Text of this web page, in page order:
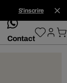
S'inscrire
whatsApp
Contact